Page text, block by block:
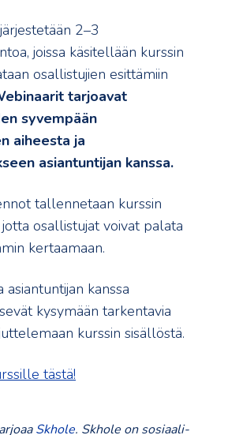
2–3
joissa käsitellään kurssin
osallistujien esittämiin
tarjoavat
syvempään
aiheesta ja
asiantuntijan kanssa.
tallennetaan kurssin
osallistujat voivat palata
kertaamaan.
asiantuntijan kanssa
kysymään tarkentavia
kurssin sisällöstä.
tästä!
Skhole. Skhole on sosiaali-